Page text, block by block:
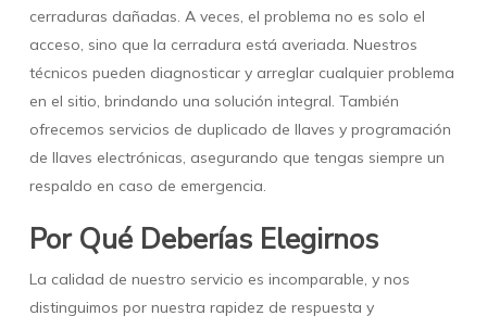
cerraduras dañadas. A veces, el problema no es solo el
acceso, sino que la cerradura está averiada. Nuestros
técnicos pueden diagnosticar y arreglar cualquier problema
en el sitio, brindando una solución integral. También
ofrecemos servicios de duplicado de llaves y programación
de llaves electrónicas, asegurando que tengas siempre un
respaldo en caso de emergencia.
Por Qué Deberías Elegirnos
La calidad de nuestro servicio es incomparable, y nos
distinguimos por nuestra rapidez de respuesta y